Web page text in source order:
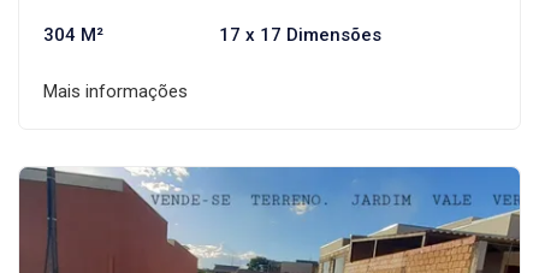
304 M² 17 x 17 Dimensões
Mais informações